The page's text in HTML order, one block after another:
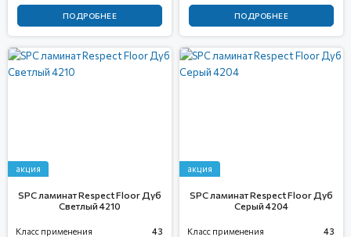
ПОДРОБНЕЕ ПОДРОБНЕЕ
акция
SPC ламинат Respect Floor Дуб
Светлый 4210
Класс применения
43
акция
SPC ламинат Respect Floor Дуб
Серый 4204
Класс применения
43